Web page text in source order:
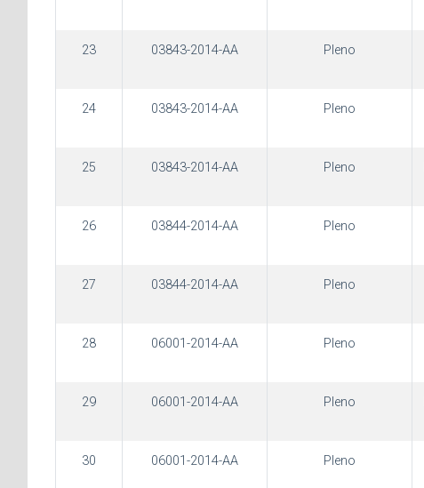
23 03843-2014-AA Pleno
24 03843-2014-AA Pleno
25 03843-2014-AA Pleno
26 03844-2014-AA Pleno
27 03844-2014-AA Pleno
28 06001-2014-AA Pleno
29 06001-2014-AA Pleno
30 06001-2014-AA Pleno